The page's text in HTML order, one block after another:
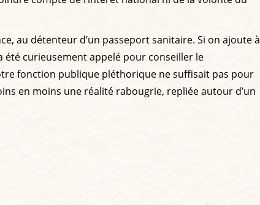
au détenteur d’un passeport sanitaire. Si on ajoute à
été curieusement appelé pour conseiller le
fonction publique pléthorique ne suffisait pas pour
en moins une réalité rabougrie, repliée autour d’un